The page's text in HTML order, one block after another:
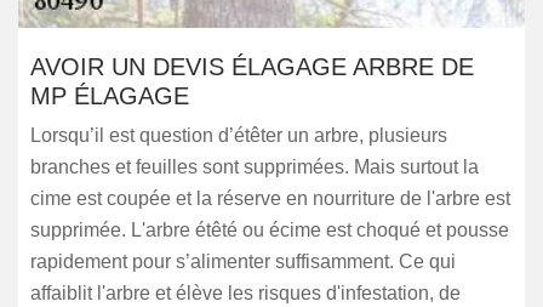
AVOIR UN DEVIS ÉLAGAGE ARBRE DE
MP ÉLAGAGE
Lorsqu’il est question d’étêter un arbre, plusieurs
branches et feuilles sont supprimées. Mais surtout la
cime est coupée et la réserve en nourriture de l'arbre est
supprimée. L'arbre étêté ou écime est choqué et pousse
rapidement pour s’alimenter suffisamment. Ce qui
affaiblit l'arbre et élève les risques d'infestation, de